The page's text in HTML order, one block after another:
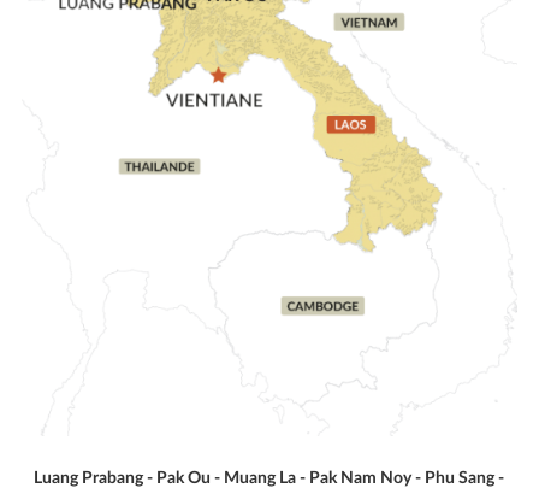
Luang Prabang - Pak Ou - Muang La - Pak Nam Noy - Phu Sang -